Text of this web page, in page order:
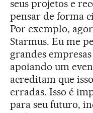
seus projetos e
pensar de forma
Por exemplo,
Starmus. Eu me
grandes
apoiando um
acreditam que
erradas. Isso é
para seu futuro,